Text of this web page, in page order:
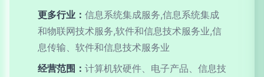
更多行业： 信息系统集成服务,信息系统集成
和物联网技术服务,软件和信息技术服务业,信
息传输、软件和信息技术服务业
经营范围： 计算机软硬件、电子产品、信息技